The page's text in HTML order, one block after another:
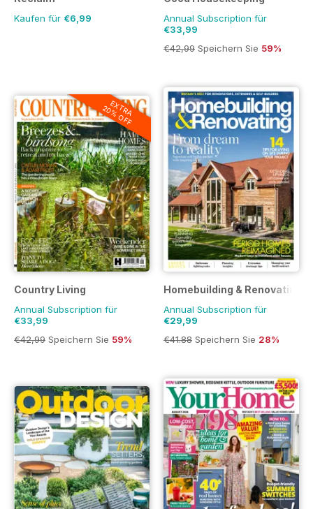
Kaufen für €6,99
Annual Subscription für
€33,99
€42,99 Speichern Sie 59%
EXTRA
20% OFF
Country Living
Annual Subscription für
€33,99
€42,99 Speichern Sie 59%
Homebuilding & Renovating
Annual Subscription für
€29,99
€41.88 Speichern Sie 28%